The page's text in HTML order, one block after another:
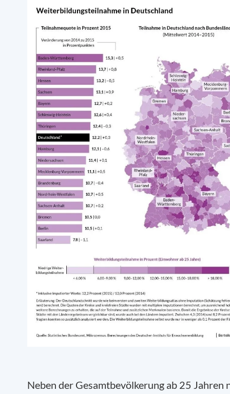
Neben der Gesamtbevölkerung ab 25 Jahren